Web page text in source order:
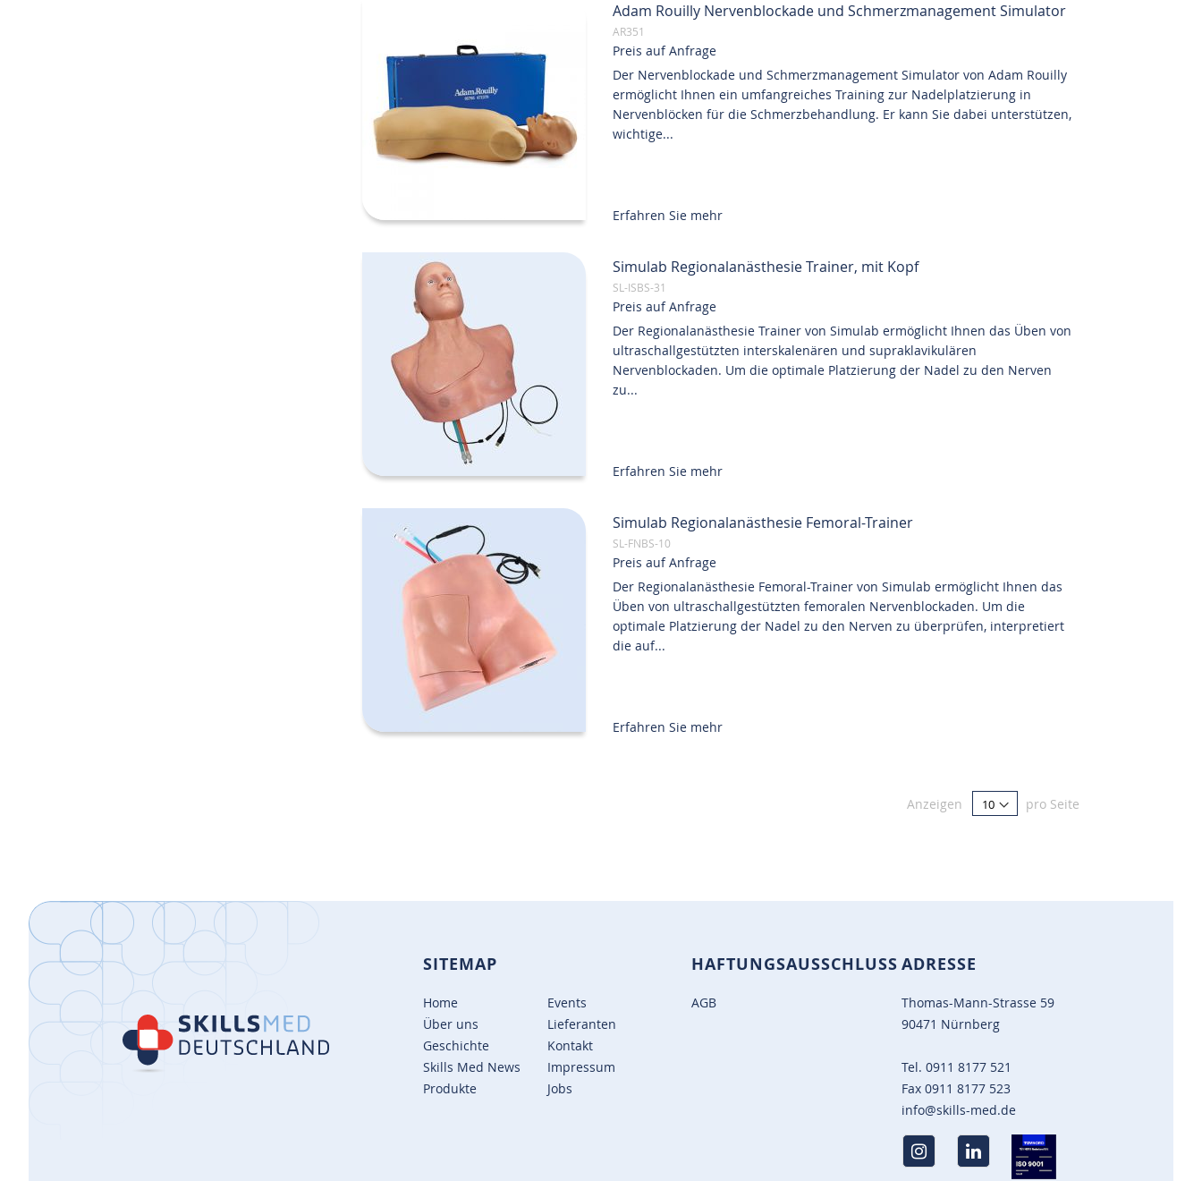
Adam Rouilly Nervenblockade und Schmerzmanagement Simulator
AR351
Preis auf Anfrage
Der Nervenblockade und Schmerzmanagement Simulator von Adam Rouilly
ermöglicht Ihnen ein umfangreiches Training zur Nadelplatzierung in
Nervenblöcken für die Schmerzbehandlung. Er kann Sie dabei unterstützen,
wichtige...
Erfahren Sie mehr
Simulab Regionalanästhesie Trainer, mit Kopf
SL-ISBS-31
Preis auf Anfrage
Der Regionalanästhesie Trainer von Simulab ermöglicht Ihnen das Üben von
ultraschallgestützten interskalenären und supraklavikulären
Nervenblockaden. Um die optimale Platzierung der Nadel zu den Nerven
zu...
Erfahren Sie mehr
Simulab Regionalanästhesie Femoral-Trainer
SL-FNBS-10
Preis auf Anfrage
Der Regionalanästhesie Femoral-Trainer von Simulab ermöglicht Ihnen das
Üben von ultraschallgestützten femoralen Nervenblockaden. Um die
optimale Platzierung der Nadel zu den Nerven zu überprüfen, interpretiert
die auf...
Erfahren Sie mehr
Anzeigen pro Seite
SITEMAP
Home
Über uns
Geschichte
Skills Med News
Produkte
Events
Lieferanten
Kontakt
Impressum
Jobs
HAFTUNGSAUSSCHLUSS
AGB
ADRESSE
Thomas-Mann-Strasse 59
90471 Nürnberg
Tel. 0911 8177 521
Fax 0911 8177 523
info@skills-med.de